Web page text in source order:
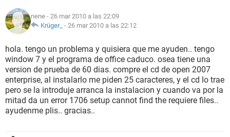
nene - 26 mar 2010 a las 22:09
Krüger_ - 26 mar 2010 a las 22:12
hola. tengo un problema y quisiera que me ayuden.. tengo
window 7 y el programa de office caduco. osea tiene una
version de prueba de 60 dias. compre el cd de open 2007
enterprise, al instalarlo me piden 25 caracteres, y el cd lo trae
pero se la introduje arranca la instalacion y cuando va por la
mitad da un error 1706 setup cannot find the requiere files..
ayudenme plis.. gracias..